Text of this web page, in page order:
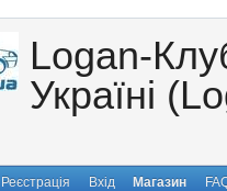
Logan-
Україні
Реєстрація Вхід Магазин